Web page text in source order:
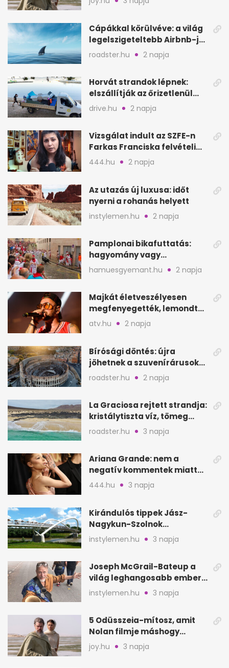
Cápákkal körülvéve: a világ
legelszigeteltebb Airbnb-je
a nyílt tengeren
roadster.hu 2 napja
Horvát strandok lépnek:
elszállítják az őrizetlenül
hagyott törölközőket
drive.hu 2 napja
Vizsgálat indult az SZFE-n
Farkas Franciska felvételi
videója után
444.hu 2 napja
Az utazás új luxusa: időt
nyerni a rohanás helyett
instylemen.hu 2 napja
Pamplonai bikafuttatás:
hagyomány vagy
értelmetlen vérontás?
hamuesgyemant.hu 2 napja
Majkát életveszélyesen
megfenyegették, lemondta
a sepsiszentgyörgyi
atv.hu 2 napja
Bírósági döntés: újra
jöhetnek a szuvenírárusok
Európa ikonikus helyére
roadster.hu 2 napja
La Graciosa rejtett strandja:
kristálytiszta víz, tömeg
nélkül
roadster.hu 3 napja
Ariana Grande: nem a
negatív kommentek miatt
vonul vissza
444.hu 3 napja
Kirándulós tippek Jász-
Nagykun-Szolnok
megyében: 6 kihagyhatatlan
hely
instylemen.hu 3 napja
Joseph McGrail-Bateup a
világ leghangosabb embere
lett Ausztráliából
instylemen.hu 3 napja
5 Odüsszeia-mítosz, amit
Nolan filmje máshogy
mutat, mint Homérosz
joy.hu 3 napja